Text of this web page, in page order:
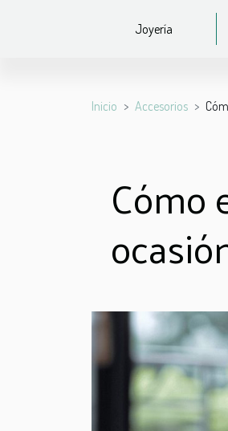
Joyería
Inicio Accesorios
Cómo